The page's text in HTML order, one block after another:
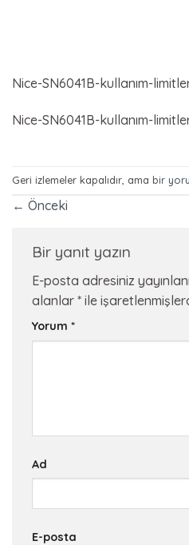
Nice-SN6041B-kullanım-
Nice-SN6041B-kullanım-
Geri izlemeler kapalıdır, ama bir
← Önceki
Bir yanıt yazın
E-posta adresiniz
alanlar * ile
Yorum *
Ad
E-posta